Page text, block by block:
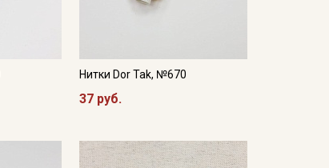
Нитки Dor Tak, №670
37 руб.